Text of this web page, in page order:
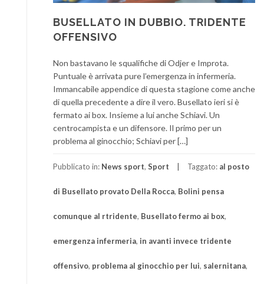
BUSELLATO IN DUBBIO. TRIDENTE
OFFENSIVO
Non bastavano le squalifiche di Odjer e Improta.
Puntuale è arrivata pure l’emergenza in infermeria.
Immancabile appendice di questa stagione come anche
di quella precedente a dire il vero. Busellato ieri si è
fermato ai box. Insieme a lui anche Schiavi. Un
centrocampista e un difensore. Il primo per un
problema al ginocchio; Schiavi per […]
Pubblicato in: News sport, Sport Taggato: al posto
di Busellato provato Della Rocca, Bolini pensa
comunque al rtridente, Busellato fermo ai box,
emergenza infermeria, in avanti invece tridente
offensivo, problema al ginocchio per lui, salernitana,